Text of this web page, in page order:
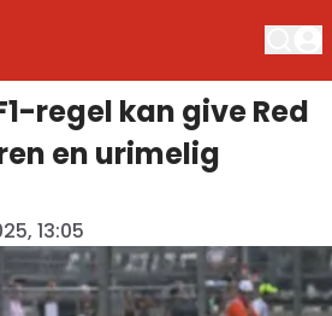
regel kan give Red
en urimelig
13:05